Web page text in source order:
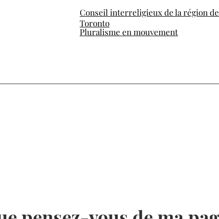
Conseil interreligieux de la région de
Toronto
Pluralisme en mouvement